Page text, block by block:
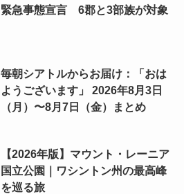
緊急事態宣言 6郡と3部族が対象
毎朝シアトルからお届け：「おは
ようございます」 2026年8月3日
（月）〜8月7日（金）まとめ
【2026年版】マウント・レーニア
国立公園｜ワシントン州の最高峰
を巡る旅